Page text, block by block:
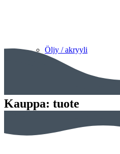
Öljy / akryyli
Kauppa: tuote